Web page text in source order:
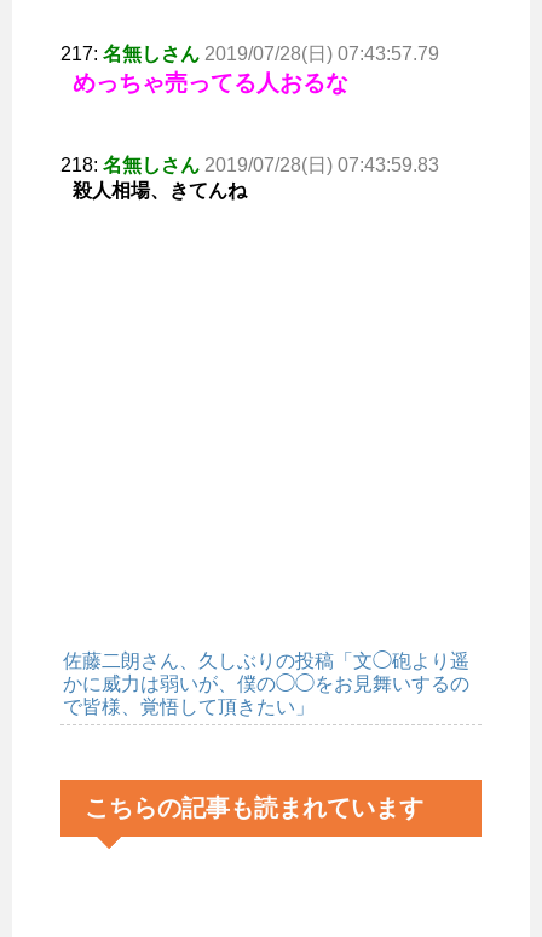
217: 名無しさん 2019/07/28(日) 07:43:57.79
めっちゃ売ってる人おるな
218: 名無しさん 2019/07/28(日) 07:43:59.83
殺人相場、きてんね
佐藤二朗さん、久しぶりの投稿「文◯砲より遥
かに威力は弱いが、僕の◯◯をお見舞いするの
で皆様、覚悟して頂きたい」
こちらの記事も読まれています